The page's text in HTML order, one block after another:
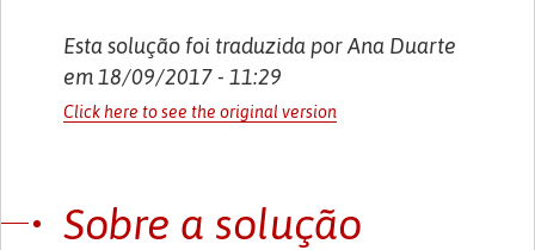
Esta solução foi traduzida por Ana Duarte
em 18/09/2017 - 11:29
Click here to see the original version
Sobre a solução